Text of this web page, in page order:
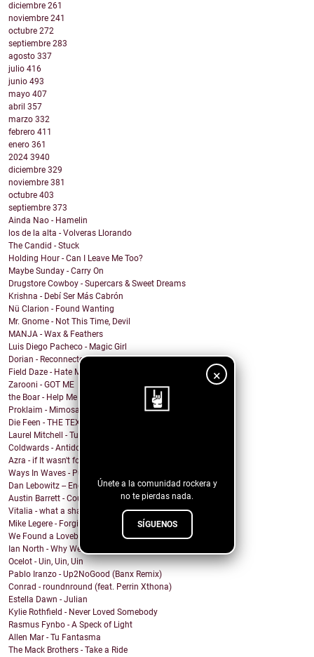
×
Únete a la comunidad rockera y
no te pierdas nada.
SÍGUENOS
diciembre 261
noviembre 241
octubre 272
septiembre 283
agosto 337
julio 416
junio 493
mayo 407
abril 357
marzo 332
febrero 411
enero 361
2024 3940
diciembre 329
noviembre 381
octubre 403
septiembre 373
Ainda Nao - Hamelin
los de la alta - Volveras Llorando
The Candid - Stuck
Holding Hour - Can I Leave Me Too?
Maybe Sunday - Carry On
Drugstore Cowboy - Supercars & Sweet Dreams
Krishna - Debí Ser Más Cabrón
Nü Clarion - Found Wanting
Mr. Gnome - Not This Time, Devil
MANJA - Wax & Feathers
Luis Diego Pacheco - Magic Girl
Dorian - Reconnected
Field Daze - Hate Me
Zarooni - GOT ME
the Boar - Help Me
Proklaim - Mimosa
Die Feen - THE TEXAN
Laurel Mitchell - Tuesday, Parkway
Coldwards - Antidote
Azra - if It wasn't for you
Ways In Waves - Pulled to the Sky
Dan Lebowitz -- Enemies
Austin Barrett - Country Enuf
Vitalia - what a shame
Mike Legere - Forgiveness
We Found a Lovebird - 100%
Ian North - Why We Build Houses
Ocelot - Uin, Uin, Uin
Pablo Iranzo - Up2NoGood (Banx Remix)
Conrad - roundnround (feat. Perrin Xthona)
Estella Dawn - Julian
Kylie Rothfield - Never Loved Somebody
Rasmus Fynbo - A Speck of Light
Allen Mar - Tu Fantasma
The Mack Brothers - Take a Ride